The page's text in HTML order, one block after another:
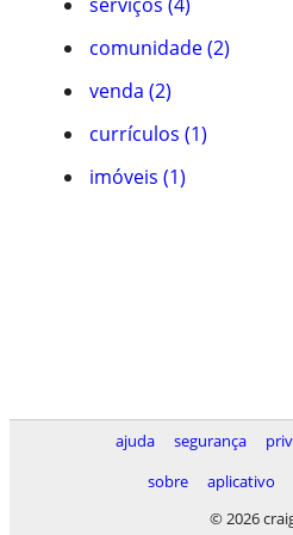
comunidade (2)
venda (2)
currículos (1)
imóveis (1)
ajuda segurança
sobre
aplicativo
© 2026